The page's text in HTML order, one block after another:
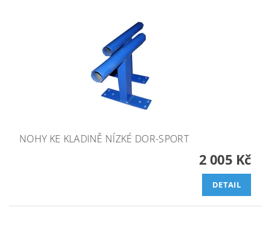
NOHY KE KLADINĚ NÍZKÉ DOR-SPORT
2 005 Kč
DETAIL